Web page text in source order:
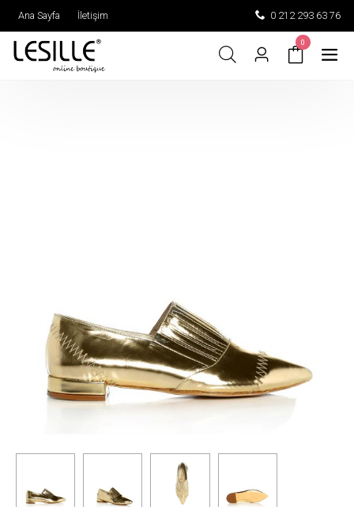
Ana Sayfa İletişim 0 212 293 63 76
0